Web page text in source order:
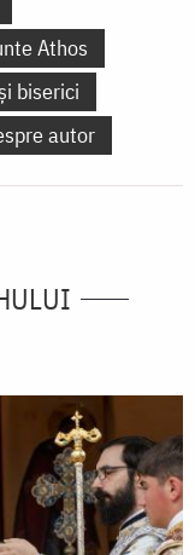
Athos
biserici
autor